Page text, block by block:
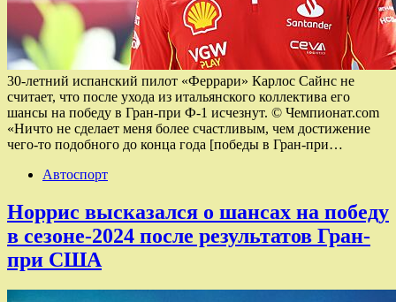
30-летний испанский пилот «Феррари» Карлос Сайнс не
считает, что после ухода из итальянского коллектива его
шансы на победу в Гран-при Ф-1 исчезнут. © Чемпионат.com
«Ничто не сделает меня более счастливым, чем достижение
чего-то подобного до конца года [победы в Гран-при…
Автоспорт
Норрис высказался о шансах на победу
в сезоне-2024 после результатов Гран-
при США